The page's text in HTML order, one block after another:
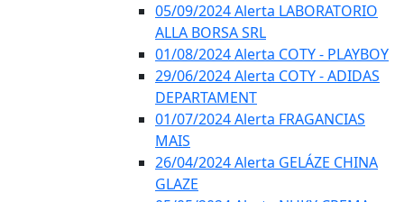
05/09/2024 Alerta LABORATORIO
ALLA BORSA SRL
01/08/2024 Alerta COTY - PLAYBOY
29/06/2024 Alerta COTY - ADIDAS
DEPARTAMENT
01/07/2024 Alerta FRAGANCIAS
MAIS
26/04/2024 Alerta GELÁZE CHINA
GLAZE